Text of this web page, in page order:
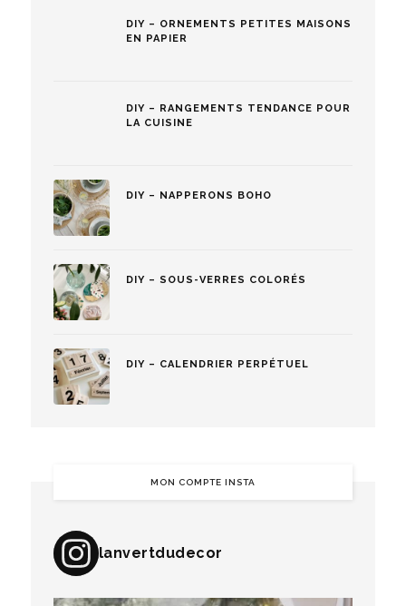
DIY – ORNEMENTS PETITES MAISONS
EN PAPIER
DIY – RANGEMENTS TENDANCE POUR
LA CUISINE
DIY – NAPPERONS BOHO
DIY – SOUS-VERRES COLORÉS
DIY – CALENDRIER PERPÉTUEL
MON COMPTE INSTA
lanvertdudecor